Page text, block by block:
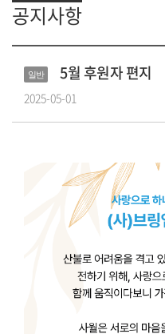
공지사항
5월 후원자 편지
2025-05-01